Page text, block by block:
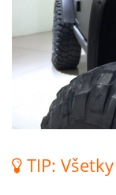
TIP: